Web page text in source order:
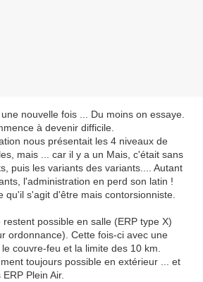
nouvelle fois ... Du moins on essaye.
à devenir difficile.
nous présentait les 4 niveaux de
mais ... car il y a un Mais, c'était sans
puis les variants des variants.... Autant
l'administration en perd son latin !
qu'il s'agit d'être mais contorsionniste.
possible en salle (ERP type X)
ordonnance). Cette fois-ci avec une
couvre-feu et la limite des 10 km.
toujours possible en extérieur ... et
Plein Air.